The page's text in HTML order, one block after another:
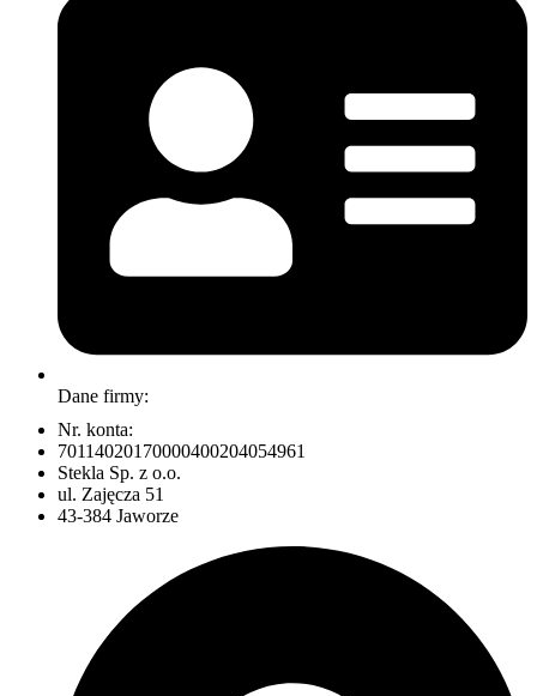
Dane firmy:
Nr. konta:
70114020170000400204054961
Stekla Sp. z o.o.
ul. Zajęcza 51
43-384 Jaworze